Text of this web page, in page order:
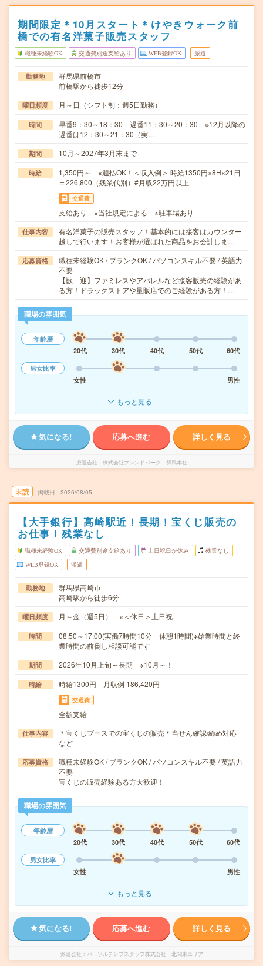
期間限定＊10月スタート＊けやきウォーク前
橋での有名洋菓子販売スタッフ
職種未経験OK 交通費別途支給あり WEB登録OK 派遣
勤務地
群馬県前橋市
前橋駅から徒歩12分
曜日頻度 月～日（シフト制：週5日勤務）
時間
早番9：30～18：30 遅番11：30～20：30 ※12月以降の
遅番は12：30～21：30（実…
期間 10月～2027年3月末まで
時給
1,350円～ ※週払OK！＜収入例＞ 時給1350円×8H×21日
＝226,800（残業代別）#月収22万円以上
交通費
支給あり ※当社規定による ※駐車場あり
仕事内容
有名洋菓子の販売スタッフ！基本的には接客はカウンター
越しで行います！お客様が選ばれた商品をお会計しま…
応募資格
職種未経験OK / ブランクOK / パソコンスキル不要 / 英語力
不要
【歓 迎】ファミレスやアパレルなど接客販売の経験があ
る方！ドラックストアや量販店でのご経験がある方！…
職場の雰囲気
年齢層
20代
30代 40代 50代
60代
男女比率
女性
男性
もっと見る
気になる! 応募へ進む 詳しく見る
派遣会社 株式会社フレンドパーク 群馬本社
未読 掲載日 2026/08/05
【大手銀行】高崎駅近！長期！宝くじ販売の
お仕事！残業なし
職種未経験OK 交通費別途支給あり 土日祝日が休み 残業なし
WEB登録OK 派遣
勤務地
群馬県高崎市
高崎駅から徒歩6分
曜日頻度 月～金（週5日） ※＜休日＞土日祝
時間
08:50～17:00(実働7時間10分 休憩1時間)※始業時間と終
業時間の前倒し相談可能です
期間 2026年10月上旬～長期 ※10月～！
時給 時給1300円 月収例 186,420円
交通費
全額支給
仕事内容
＊宝くじブースでの宝くじの販売＊当せん確認/締め対応
など
応募資格
職種未経験OK / ブランクOK / パソコンスキル不要 / 英語力
不要
宝くじの販売経験ある方大歓迎！
職場の雰囲気
年齢層
20代
30代 40代 50代
60代
男女比率
女性
男性
もっと見る
気になる! 応募へ進む 詳しく見る
派遣会社 パーソルテンプスタッフ株式会社 北関東エリア